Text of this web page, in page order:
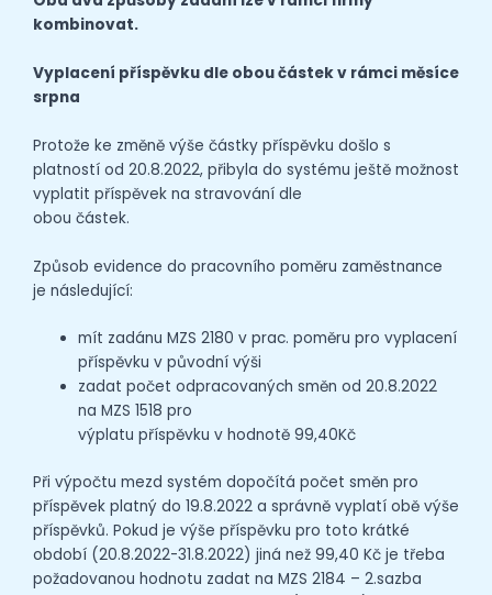
kombinovat.
Vyplacení příspěvku dle obou částek v rámci měsíce
srpna
Protože ke změně výše částky příspěvku došlo s
platností od 20.8.2022, přibyla do systému ještě možnost
vyplatit příspěvek na stravování dle
obou částek.
Způsob evidence do pracovního poměru zaměstnance
je následující:
mít zadánu MZS 2180 v prac. poměru pro vyplacení
příspěvku v původní výši
zadat počet odpracovaných směn od 20.8.2022
na MZS 1518 pro
výplatu příspěvku v hodnotě 99,40Kč
Při výpočtu mezd systém dopočítá počet směn pro
příspěvek platný do 19.8.2022 a správně vyplatí obě výše
příspěvků. Pokud je výše příspěvku pro toto krátké
období (20.8.2022-31.8.2022) jiná než 99,40 Kč je třeba
požadovanou hodnotu zadat na MZS 2184 – 2.sazba